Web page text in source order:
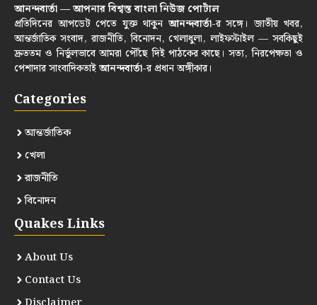
আনন্দবার্তা — আপনার বিশ্বস্ত বাংলা নিউজ পোর্টাল
প্রতিদিনের আপডেট পেতে যুক্ত থাকুনআনন্দবার্তা-র সঙ্গে। জাতীয় খবর,
আন্তর্জাতিক সংবাদ, রাজনীতি, বিনোদন, খেলাধুলা, লাইফস্টাইল — সবকিছুই
দ্রুততম ও নির্ভুলভাবে আমরা পৌঁছে দিই পাঠকের কাছে। সত্য, নিরপেক্ষতা ও
পেশাদার সাংবাদিকতাইআনন্দবার্তা-র প্রধান অঙ্গীকার।
Categories
আন্তর্জাতিক
খেলা
রাজনীতি
বিনোদন
Quakes Links
About Us
Contact Us